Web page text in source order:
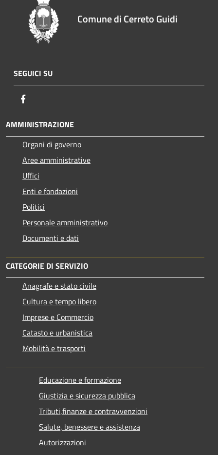
Comune di Cerreto Guidi
SEGUICI SU
AMMINISTRAZIONE
Organi di governo
Aree amministrative
Uffici
Enti e fondazioni
Politici
Personale amministrativo
Documenti e dati
CATEGORIE DI SERVIZIO
Anagrafe e stato civile
Cultura e tempo libero
Imprese e Commercio
Catasto e urbanistica
Mobilità e trasporti
Educazione e formazione
Giustizia e sicurezza pubblica
Tributi,finanze e contravvenzioni
Salute, benessere e assistenza
Autorizzazioni